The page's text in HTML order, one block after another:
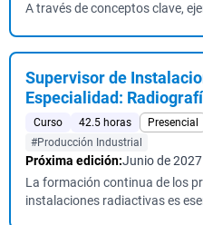
A través de conceptos clave,
Supervisor de
Especialidad:
Curso 42.5 horas Presencial
#Producción Industrial
Próxima edición:Junio de 2027
La formación continua de los
instalaciones radiactivas es